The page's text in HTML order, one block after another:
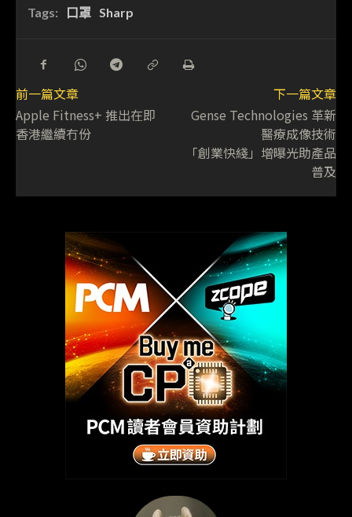
Tags: 口罩 Sharp
前一篇文章
Apple Fitness+ 推出在即
香港繼續冇份
下一篇文章
Gense Technologies 革新
醫療成像技術
「創業快綫」增曝光助產品
普及